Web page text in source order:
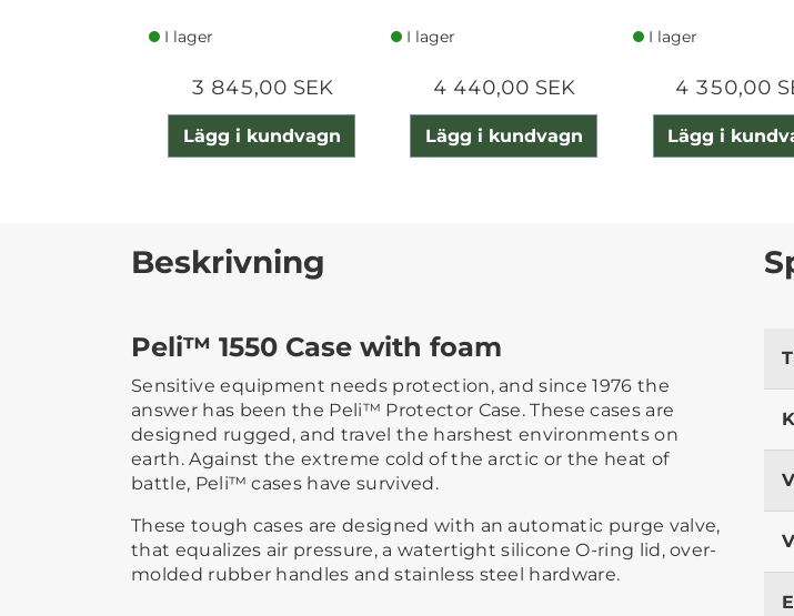
I lager
3 845,00 SEK
Lägg i kundvagn
I lager
4 440,00 SEK
Lägg i kundvagn
I lager
4 350,00
Lägg i
Beskrivning
Peli™ 1550 Case with foam
Sensitive equipment needs protection, and since 1976 the
answer has been the Peli™ Protector Case. These cases are
designed rugged, and travel the harshest environments on
earth. Against the extreme cold of the arctic or the heat of
battle, Peli™ cases have survived.
These tough cases are designed with an automatic purge valve,
that equalizes air pressure, a watertight silicone O-ring lid, over-
molded rubber handles and stainless steel hardware.